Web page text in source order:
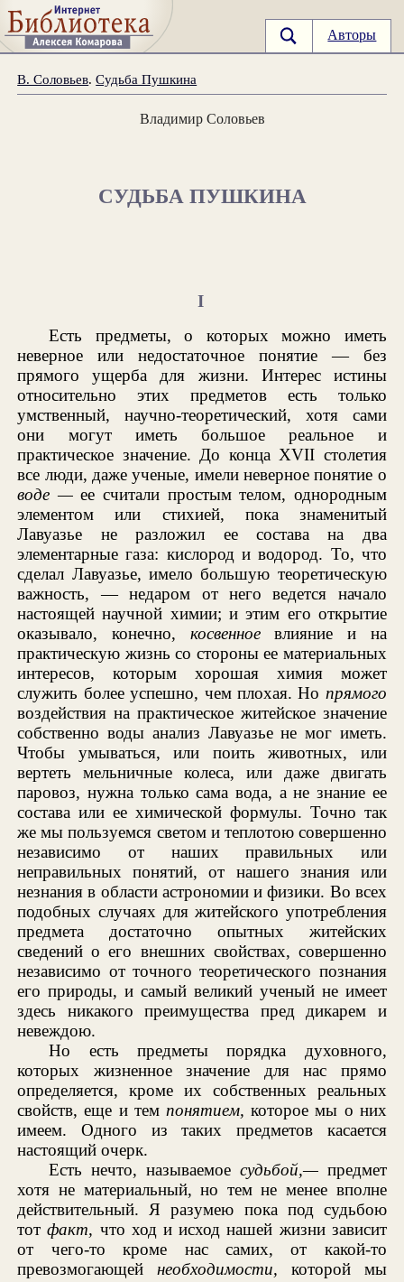
Авторы
В. Соловьев.Судьба Пушкина
Владимир Соловьев
СУДЬБА ПУШКИНА
I
Есть предметы, о которых можно иметь
неверное или недостаточное понятие — без
прямого ущерба для жизни. Интерес истины
относительно этих предметов есть только
умственный, научно-теоретический, хотя сами
они могут иметь большое реальное и
практическое значение. До конца XVII столетия
все люди, даже ученые, имели неверное понятие о
воде —ее считали простым телом, однородным
элементом или стихией, пока знаменитый
Лавуазье не разложил ее состава на два
элементарные газа: кислород и водород. То, что
сделал Лавуазье, имело большую теоретическую
важность, — недаром от него ведется начало
настоящей научной химии; и этим его открытие
оказывало, конечно, косвенноевлияние и на
практическую жизнь со стороны ее материальных
интересов, которым хорошая химия может
служить более успешно, чем плохая. Но прямого
воздействия на практическое житейское значение
собственно воды анализ Лавуазье не мог иметь.
Чтобы умываться, или поить животных, или
вертеть мельничные колеса, или даже двигать
паровоз, нужна только сама вода, а не знание ее
состава или ее химической формулы. Точно так
же мы пользуемся светом и теплотою совершенно
независимо от наших правильных или
неправильных понятий, от нашего знания или
незнания в области астрономии и физики. Во всех
подобных случаях для житейского употребления
предмета достаточно опытных житейских
сведений о его внешних свойствах, совершенно
независимо от точного теоретического познания
его природы, и самый великий ученый не имеет
здесь никакого преимущества пред дикарем и
невеждою.
Но есть предметы порядка духовного,
которых жизненное значение для нас прямо
определяется, кроме их собственных реальных
свойств, еще и тем понятием, которое мы о них
имеем. Одного из таких предметов касается
настоящий очерк.
Есть нечто, называемое судьбой,—предмет
хотя не материальный, но тем не менее вполне
действительный. Я разумею пока под судьбою
тотфакт, что ход и исход нашей жизни зависит
от чего-то кроме нас самих, от какой-то
превозмогающейнеобходимости, которой мы